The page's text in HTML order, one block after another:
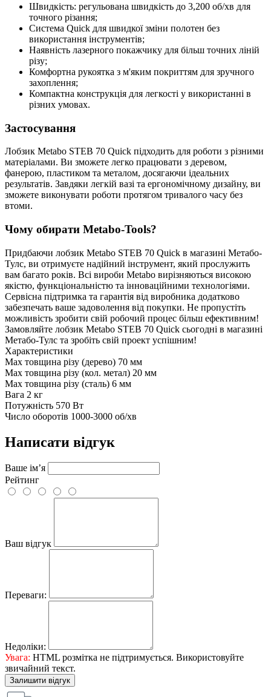
Швидкість: регульована швидкість до 3,200 об/хв для
точного різання;
Система Quick для швидкої зміни полотен без
використання інструментів;
Наявність лазерного покажчику для більш точних ліній
різу;
Комфортна рукоятка з м'яким покриттям для зручного
захоплення;
Компактна конструкція для легкості у використанні в
різних умовах.
Застосування
Лобзик Metabo STEB 70 Quick підходить для роботи з різними
матеріалами. Ви зможете легко працювати з деревом,
фанерою, пластиком та металом, досягаючи ідеальних
результатів. Завдяки легкій вазі та ергономічному дизайну, ви
зможете виконувати роботи протягом тривалого часу без
втоми.
Чому обирати Metabo-Tools?
Придбаючи лобзик Metabo STEB 70 Quick в магазині Метабо-
Тулс, ви отримуєте надійний інструмент, який прослужить
вам багато років. Всі вироби Metabo вирізняються високою
якістю, функціональністю та інноваційними технологіями.
Сервісна підтримка та гарантія від виробника додатково
забезпечать ваше задоволення від покупки. Не пропустіть
можливість зробити свій робочий процес більш ефективним!
Замовляйте лобзик Metabo STEB 70 Quick сьогодні в магазині
Метабо-Тулс та зробіть свій проект успішним!
Характеристики
Max товщина різу (дерево) 70 мм
Max товщина різу (кол. метал) 20 мм
Max товщина різу (сталь) 6 мм
Вага 2 кг
Потужність 570 Вт
Число оборотів 1000-3000 об/хв
Написати відгук
Ваше ім’я
Рейтинг
Ваш відгук
Переваги:
Недоліки:
Увага: HTML розмітка не підтримується. Використовуйте
звичайний текст.
Залишити відгук